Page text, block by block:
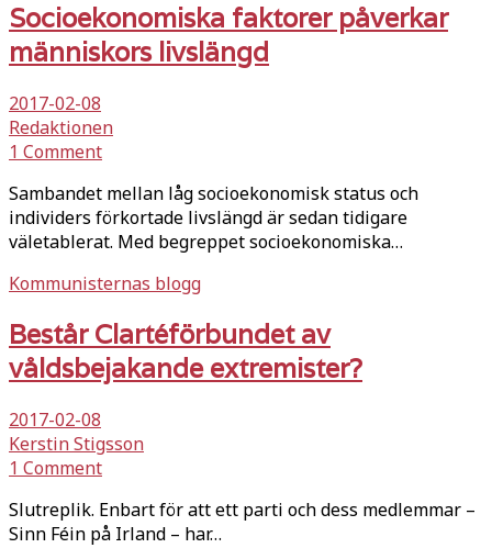
Socioekonomiska faktorer påverkar
människors livslängd
2017-02-08
Redaktionen
1 Comment
Sambandet mellan låg socioekonomisk status och
individers förkortade livslängd är sedan tidigare
väletablerat. Med begreppet socioekonomiska…
Kommunisternas blogg
Består Clartéförbundet av
våldsbejakande extremister?
2017-02-08
Kerstin Stigsson
1 Comment
Slutreplik. Enbart för att ett parti och dess medlemmar –
Sinn Féin på Irland – har…